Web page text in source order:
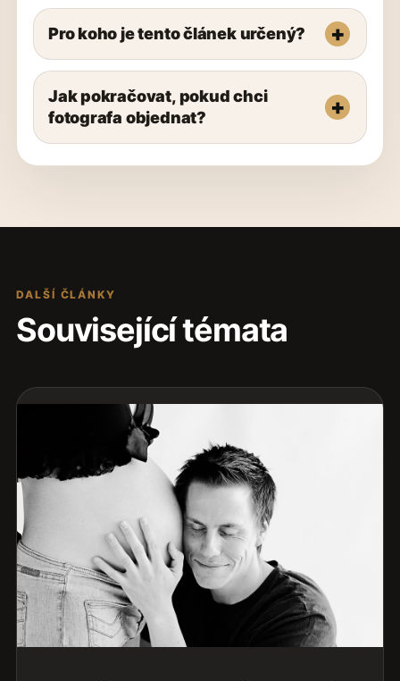
Pro koho je tento článek určený?
Jak pokračovat, pokud chci
fotografa objednat?
DALŠÍ ČLÁNKY
Související témata